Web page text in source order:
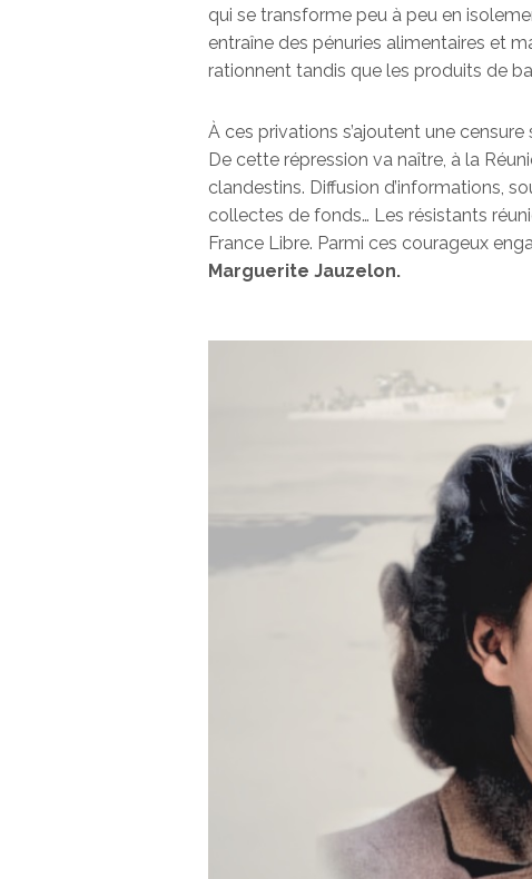
qui se transforme peu à peu en
entraîne des pénuries alimentaires et
rationnent tandis que les produits de
À ces privations s’ajoutent une
De cette répression va naître, à la
clandestins. Diffusion d’informations,
collectes de fonds… Les résistants
France Libre. Parmi ces courageux
Marguerite Jauzelon.